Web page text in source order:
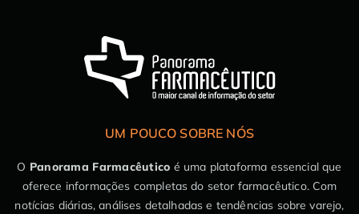
UM POUCO SOBRE NÓS
O Panorama Farmacêutico é uma plataforma essencial que
oferece informações completas do setor farmacêutico. Com
notícias diárias, análises detalhadas e tendências sobre varejo,